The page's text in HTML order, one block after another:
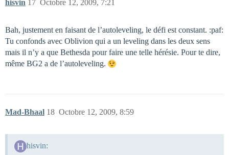
hisvin Octobre 12, 2009, 7:21
17
Bah, justement en faisant de l’autoleveling, le défi est constant. :paf:
Tu confonds avec Oblivion qui a un leveling dans les deux sens
mais il n’y a que Bethesda pour faire une telle hérésie. Pour te dire,
même BG2 a de l’autoleveling.
Mad-Bhaal Octobre 12, 2009, 8:59
18
hisvin: